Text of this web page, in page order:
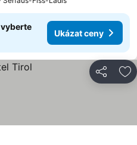
Ukázat ceny
Sdílet